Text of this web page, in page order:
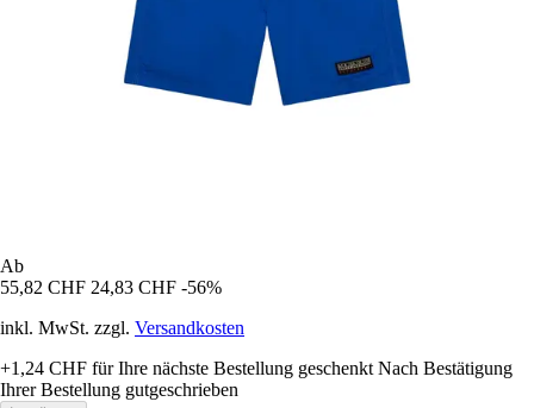
Ab
55,82 CHF 24,83 CHF -56%
inkl. MwSt. zzgl. Versandkosten
+1,24 CHF für Ihre nächste Bestellung geschenkt Nach Bestätigung
Ihrer Bestellung gutgeschrieben